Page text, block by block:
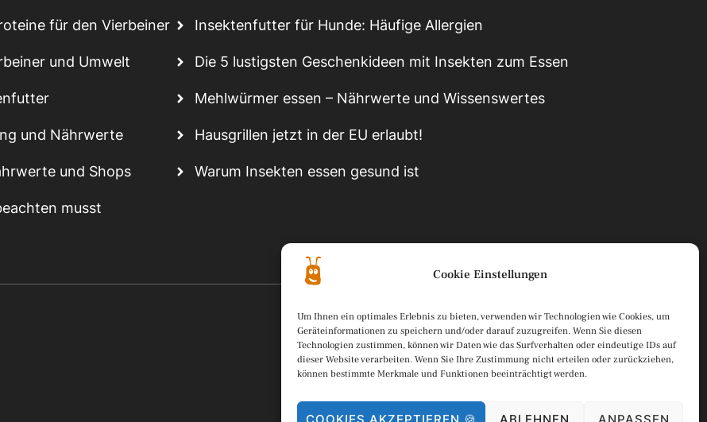
Cookie Einstellungen
Um Ihnen ein optimales Erlebnis zu bieten, verwenden wir Technologien wie Cookies, um
Geräteinformationen zu speichern und/oder darauf zuzugreifen. Wenn Sie diesen
Technologien zustimmen, können wir Daten wie das Surfverhalten oder eindeutige IDs auf
dieser Website verarbeiten. Wenn Sie Ihre Zustimmung nicht erteilen oder zurückziehen,
können bestimmte Merkmale und Funktionen beeinträchtigt werden.
COOKIES AKZEPTIEREN 🍪 ABLEHNEN ANPASSEN
für den Vierbeiner
und Umwelt
und Nährwerte
und Shops
musst
Insektenfutter für Hunde: Häufige Allergien
Die 5 lustigsten Geschenkideen mit Insekten zum Essen
Mehlwürmer essen – Nährwerte und Wissenswertes
Hausgrillen jetzt in der EU erlaubt!
Warum Insekten essen gesund ist
Datenschutzerklärung
Impressum